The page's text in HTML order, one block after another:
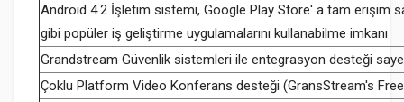
Android 4.2 İşletim sistemi, Google Play Store' a tam erişim
gibi popüler iş geliştirme uygulamalarını kullanabilme imkanı
Grandstream Güvenlik sistemleri ile entegrasyon desteği
Çoklu Platform Video Konferans desteği (GransStream's